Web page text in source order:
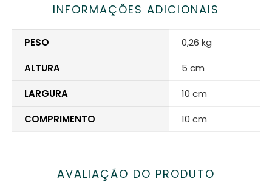
INFORMAÇÕES ADICIONAIS
PESO
0,26 kg
ALTURA
5 cm
LARGURA
10 cm
COMPRIMENTO
10 cm
AVALIAÇÃO DO PRODUTO